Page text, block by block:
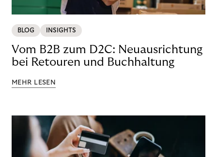
BLOG INSIGHTS
Vom B2B zum D2C: Neuausrichtung
bei Retouren und Buchhaltung
MEHR LESEN